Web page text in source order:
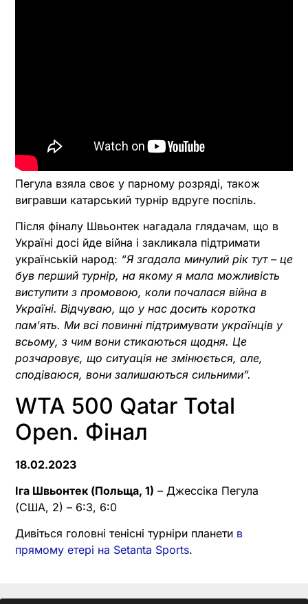
Пегула взяла своє у парному розряді, також
вигравши катарський турнір вдруге поспіль.
Після фіналу Швьонтек нагадала глядачам, що в
Україні досі йде війна і закликала підтримати
українській народ: “Я згадала минулий рік тут – це
був перший турнір, на якому я мала можливість
виступити з промовою, коли почалася війна в
Україні. Відчуваю, що у нас досить коротка
пам’ять. Ми всі повинні підтримувати українців у
всьому, з чим вони стикаються щодня. Це
розчаровує, що ситуація не змінюється, але,
сподіваюся, вони залишаються сильними”.
WTA 500 Qatar Total
Open. Фінал
18.02.2023
Іга Швьонтек (Польща, 1) – Джессіка Пегула
(США, 2) – 6:3, 6:0
Дивіться головні тенісні турніри планети в
прямому етері на Setanta Sports.